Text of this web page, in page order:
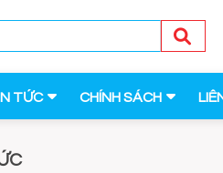
TỨC CHÍNH SÁCH